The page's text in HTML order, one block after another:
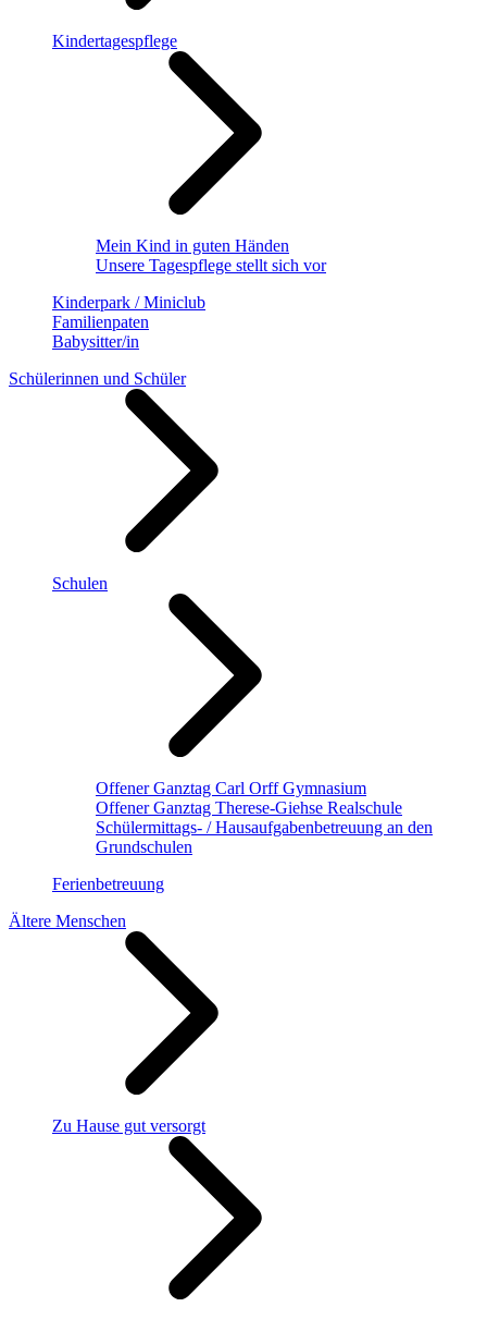
Kindertagespflege
Mein Kind in guten Händen
Unsere Tagespflege stellt sich vor
Kinderpark / Miniclub
Familienpaten
Babysitter/in
Schülerinnen und Schüler
Schulen
Offener Ganztag Carl Orff Gymnasium
Offener Ganztag Therese-Giehse Realschule
Schülermittags- / Hausaufgabenbetreuung an den
Grundschulen
Ferienbetreuung
Ältere Menschen
Zu Hause gut versorgt